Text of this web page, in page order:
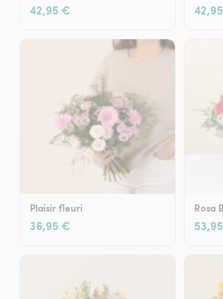
42,95 €
Plaisir fleuri
36,95 €
Rosa